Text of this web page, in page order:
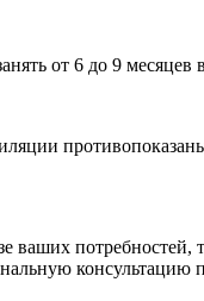
от 6 до 9 месяцев